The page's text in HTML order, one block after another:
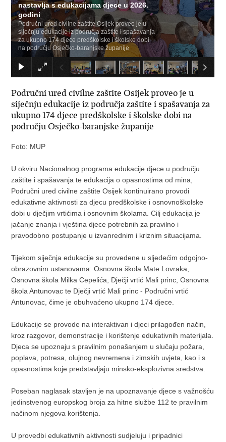
nastavlja s edukacijama djece u 2026.
godini
Područni ured civilne zaštite Osijek proveo je u
siječnju edukacije iz područja zaštite i spašavanja
za ukupno 174 djece predškolske i školske dobi
na području Osječko-baranjske županije
Područni ured civilne zaštite Osijek proveo je u
siječnju edukacije iz područja zaštite i spašavanja za
ukupno 174 djece predškolske i školske dobi na
području Osječko-baranjske županije
Foto: MUP
U okviru Nacionalnog programa edukacije djece u području
zaštite i spašavanja te edukacija o opasnostima od mina,
Područni ured civilne zaštite Osijek kontinuirano provodi
edukativne aktivnosti za djecu predškolske i osnovnoškolske
dobi u dječjim vrtićima i osnovnim školama. Cilj edukacija je
jačanje znanja i vještina djece potrebnih za pravilno i
pravodobno postupanje u izvanrednim i kriznim situacijama.
Tijekom siječnja edukacije su provedene u sljedećim odgojno-
obrazovnim ustanovama: Osnovna škola Mate Lovraka,
Osnovna škola Milka Cepelića, Dječji vrtić Mali princ, Osnovna
škola Antunovac te Dječji vrtić Mali princ - Područni vrtić
Antunovac, čime je obuhvaćeno ukupno 174 djece.
Edukacije se provode na interaktivan i djeci prilagođen način,
kroz razgovor, demonstracije i korištenje edukativnih materijala.
Djeca se upoznaju s pravilnim ponašanjem u slučaju požara,
poplava, potresa, olujnog nevremena i zimskih uvjeta, kao i s
opasnostima koje predstavljaju minsko-eksplozivna sredstva.
Poseban naglasak stavljen je na upoznavanje djece s važnošću
jedinstvenog europskog broja za hitne službe 112 te pravilnim
načinom njegova korištenja.
U provedbi edukativnih aktivnosti sudjeluju i pripadnici